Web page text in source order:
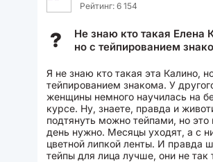
Рейтинг: 6 154
?
Не знаю кто такая Елена
но с тейпированием
Я не знаю кто такая эта Калино,
тейпированием знакома. У
женщины немного научилась на
курсе. Ну, знаете, правда и
подтянуть можно тейпами, но это
день нужно. Месяцы уходят, а с
цветной липкой ленты. И правда
тейпы для лица лучше, они не так